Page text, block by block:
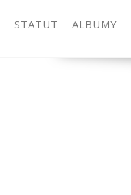
STATUT ALBUMY